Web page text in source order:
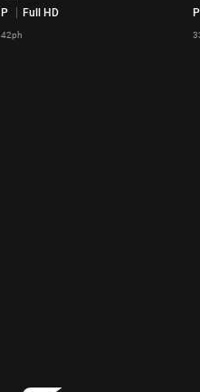
P Full HD
42ph
P